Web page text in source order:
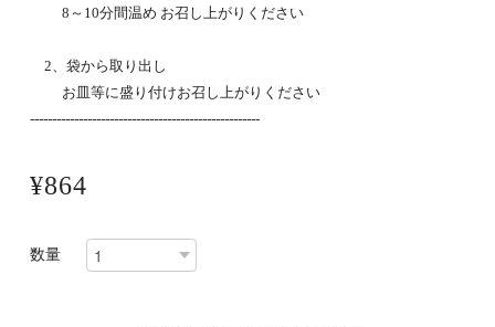
8～10分間温め お召し上がりください
2、袋から取り出し
お皿等に盛り付けお召し上がりください
----------------------------------------------------
¥864
数量